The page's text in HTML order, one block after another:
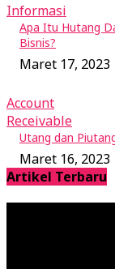
Informasi
Apa Itu Hutang
Bisnis?
Maret 17, 2023
Account
Receivable
Utang dan
Maret 16, 2023
Artikel Terbaru
RAB adalah